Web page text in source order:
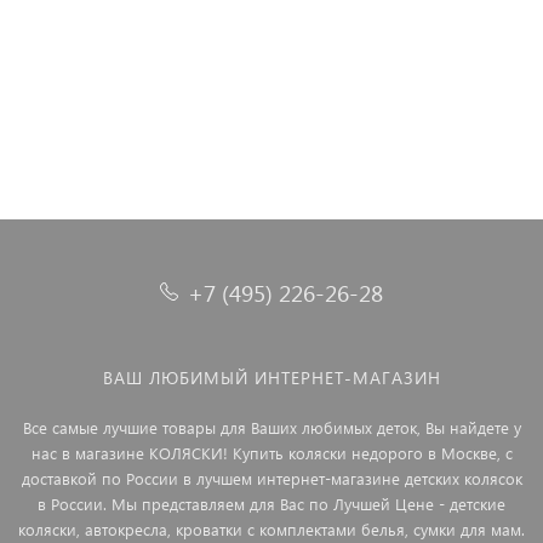
+7 (495) 226-26-28
ВАШ ЛЮБИМЫЙ ИНТЕРНЕТ-МАГАЗИН
Все самые лучшие товары для Ваших любимых деток, Вы найдете у
нас в магазине КОЛЯСКИ! Купить коляски недорого в Москве, с
доставкой по России в лучшем интернет-магазине детских колясок
в России. Мы представляем для Вас по Лучшей Цене - детские
коляски, автокресла, кроватки с комплектами белья, сумки для мам.